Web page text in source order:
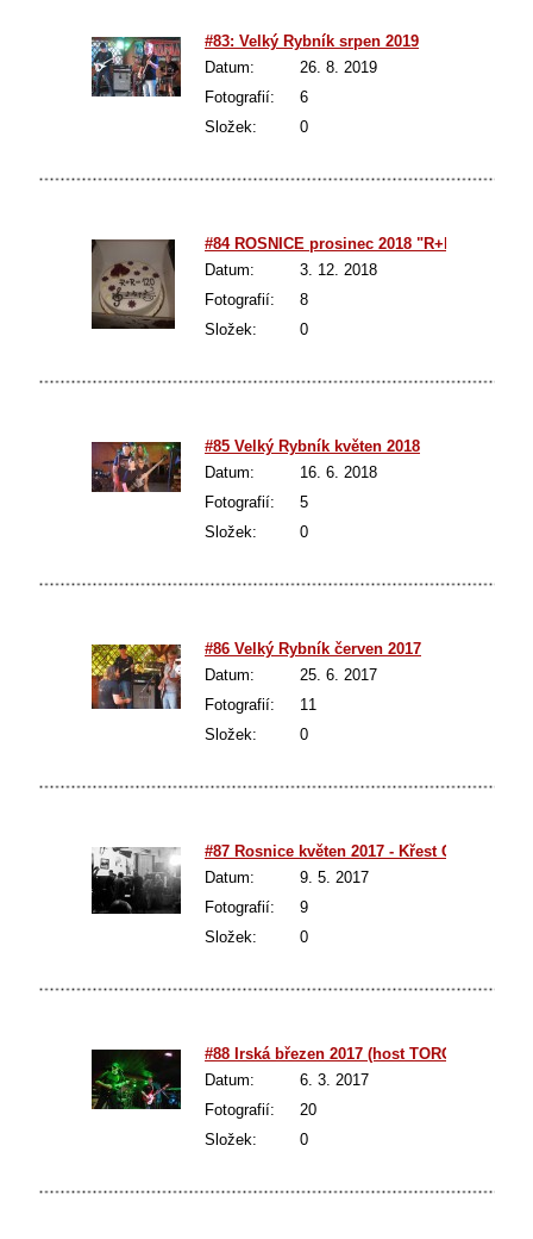
#83: Velký Rybník srpen 2019
Datum:
26. 8. 2019
Fotografií:
6
Složek:
0
#84 ROSNICE prosinec 2018 "R+R-120"
Datum:
3. 12. 2018
Fotografií:
8
Složek:
0
#85 Velký Rybník květen 2018
Datum:
16. 6. 2018
Fotografií:
5
Složek:
0
#86 Velký Rybník červen 2017
Datum:
25. 6. 2017
Fotografií:
11
Složek:
0
#87 Rosnice květen 2017 - Křest CD "Napůl"
Datum:
9. 5. 2017
Fotografií:
9
Složek:
0
#88 Irská březen 2017 (host TOROID)
Datum:
6. 3. 2017
Fotografií:
20
Složek:
0